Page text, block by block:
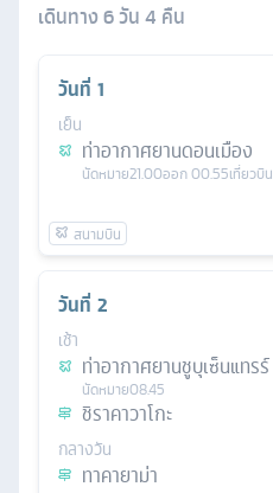
เดินทาง6วัน4 คืน
วันที่ 1
เย็น
ท่าอากาศยานดอนเมือง
นัดหมาย21.00ออก00.55เที่ยวบิน
วันที่ 2
เช้า
ท่าอากาศยานชูบุเซ็นแทรร์
นัดหมาย08.45
ชิราคาวาโกะ
กลางวัน
ทาคายาม่า